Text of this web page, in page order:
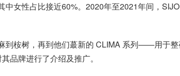
女性占比接近60%。2020年至2021年间，
到桉树，再到他们蕞新的 CLIMA 系列——用于
品牌进行了介绍及推广。